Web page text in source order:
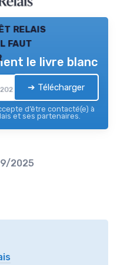
relais
faut
le livre blanc
➔ Télécharger
d’être contacté(e) à
et ses partenaires.
2025